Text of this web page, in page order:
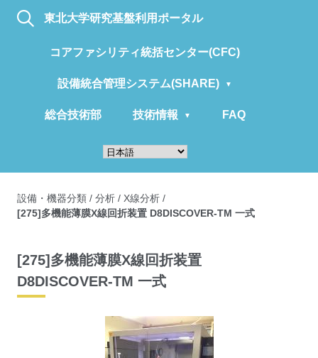
東北大学研究基盤利用ポータル
コアファシリティ統括センター(CFC)
設備統合管理システム(SHARE)
総合技術部 技術情報 FAQ
設備・機器分類 / 分析 / X線分析 /
[275]多機能薄膜X線回折装置 D8DISCOVER-TM 一式
[275]多機能薄膜X線回折装置
D8DISCOVER-TM 一式